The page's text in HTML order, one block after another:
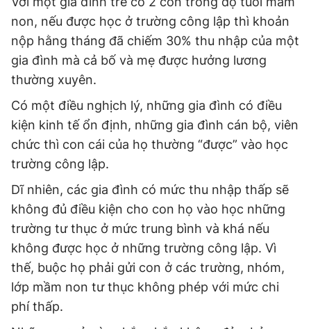
non, nếu được học ở trường công lập thì khoản
nộp hằng tháng đã chiếm 30% thu nhập của một
gia đình mà cả bố và mẹ được hưởng lương
thường xuyên.
Có một điều nghịch lý, những gia đình có điều
kiện kinh tế ổn định, những gia đình cán bộ, viên
chức thì con cái của họ thường “được” vào học
trường công lập.
Dĩ nhiên, các gia đình có mức thu nhập thấp sẽ
không đủ điều kiện cho con họ vào học những
trường tư thục ở mức trung bình và khá nếu
không được học ở những trường công lập. Vì
thế, buộc họ phải gửi con ở các trường, nhóm,
lớp mầm non tư thục không phép với mức chi
phí thấp.